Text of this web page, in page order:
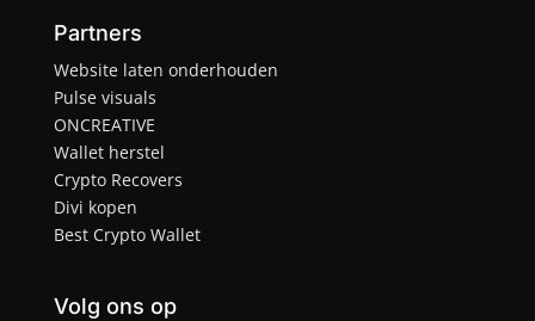
Partners
Website laten onderhouden
Pulse visuals
ONCREATIVE
Wallet herstel
Crypto Recovers
Divi kopen
Best Crypto Wallet
Volg ons op